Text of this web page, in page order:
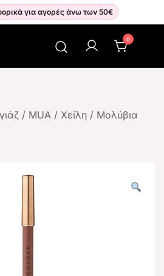
για αγορές άνω των 50€
0
/ MUA / Χείλη / Μολύβια